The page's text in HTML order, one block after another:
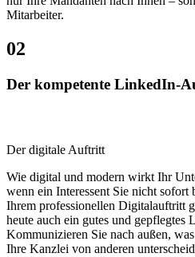
Mitarbeiter.
02
Der kompetente LinkedIn-
Der digitale Auftritt
Wie digital und modern wirkt Ihr
wenn ein Interessent Sie nicht
Ihrem professionellen Digitalauftritt
heute auch ein gutes und gepflegtes
Kommunizieren Sie nach außen,
Ihre Kanzlei von anderen